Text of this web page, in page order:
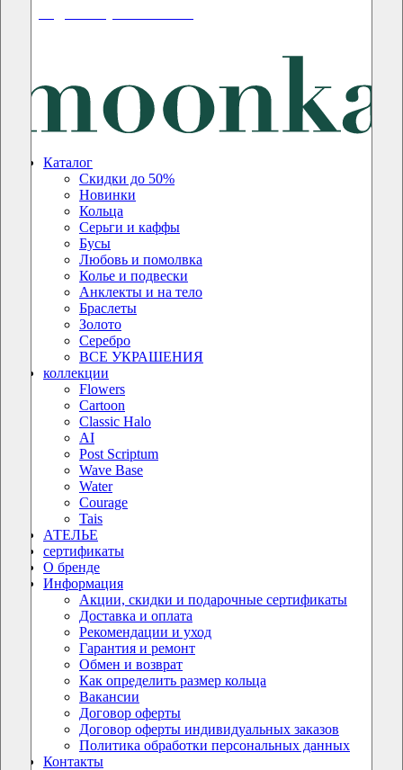
Каталог
Скидки до 50%
Новинки
Кольца
Серьги и каффы
Бусы
Любовь и помолвка
Колье и подвески
Анклекты и на тело
Браслеты
Золото
Серебро
ВСЕ УКРАШЕНИЯ
коллекции
Flowers
Cartoon
Classic Halo
AI
Post Scriptum
Wave Base
Water
Courage
Tais
АТЕЛЬЕ
сертификаты
О бренде
Информация
Акции, скидки и подарочные сертификаты
Доставка и оплата
Рекомендации и уход
Гарантия и ремонт
Обмен и возврат
Как определить размер кольца
Вакансии
Договор оферты
Договор оферты индивидуальных заказов
Политика обработки персональных данных
Контакты